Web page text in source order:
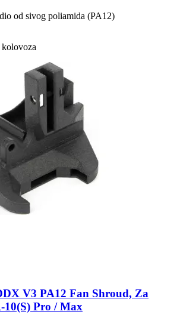
od sivog poliamida (PA12)
V3 PA12 Fan Shroud, Za
​10(S) Pro / Max